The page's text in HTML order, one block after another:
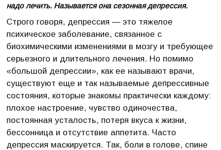
надо лечить. Называется она сезонная депрессия.
Строго говоря, депрессия — это тяжелое
психическое заболевание, связанное с
биохимическими изменениями в мозгу и требующее
серьезного и длительного лечения. Но помимо
«большой депрессии», как ее называют врачи,
существуют еще и так называемые депрессивные
состояния, которые знакомы практически каждому:
плохое настроение, чувство одиночества,
постоянная усталость, потеря вкуса к жизни,
бессонница и отсутствие аппетита. Часто
депрессия маскируется. Так, боли в голове, спине